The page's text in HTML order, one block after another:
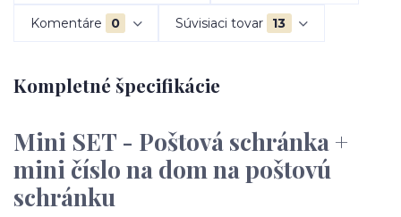
Komentáre 0 Súvisiaci tovar 13
Kompletné špecifikácie
Mini SET - Poštová schránka +
mini číslo na dom na poštovú
schránku